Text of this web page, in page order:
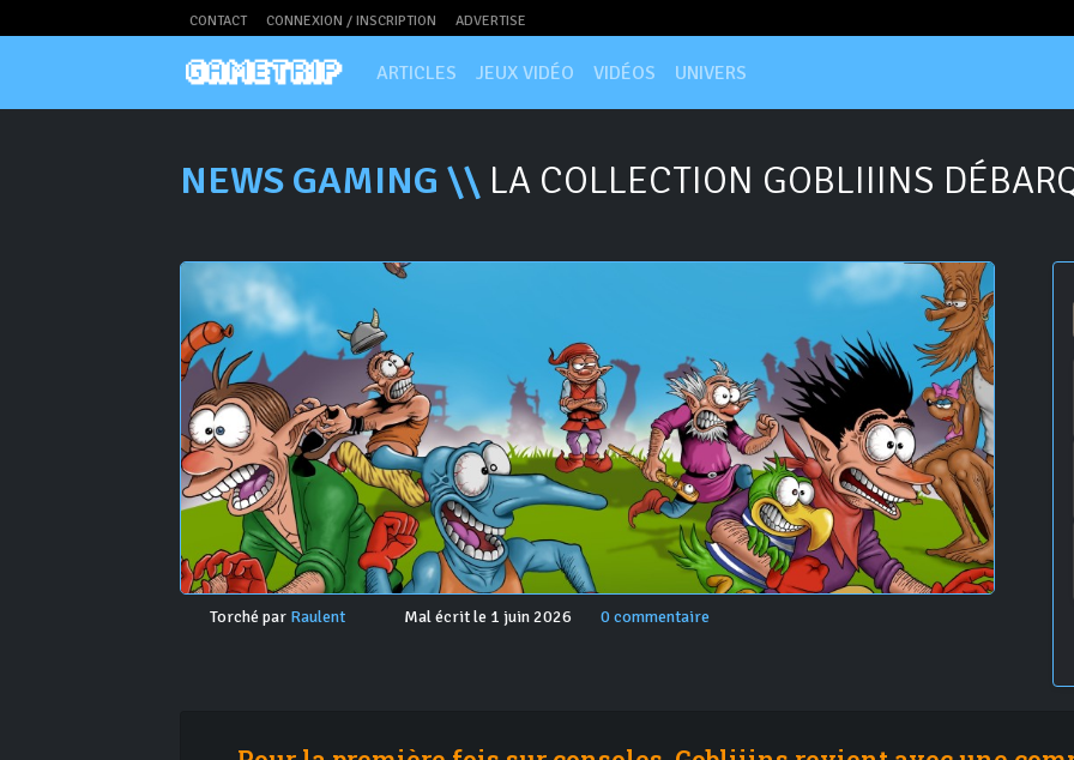
CONTACT CONNEXION / INSCRIPTION ADVERTISE
ARTICLES JEUX VIDÉO VIDÉOS UNIVERS
NEWS GAMING \\ LA COLLECTION GOBLIIINS
Torché par Raulent Mal écrit le 1 juin 2026 0 commentaire